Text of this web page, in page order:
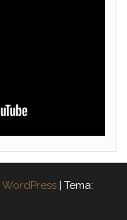
WordPress | Tema: